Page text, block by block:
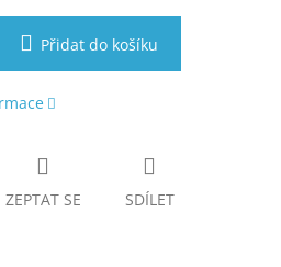
Přidat do košíku
ZEPTAT SE SDÍLET